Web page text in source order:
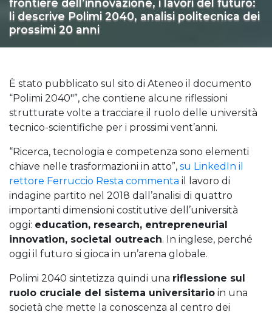
frontiere dell’innovazione, i lavori del futuro:
li descrive Polimi 2040, analisi politecnica dei
prossimi 20 anni
È stato pubblicato sul sito di Ateneo il documento
“Polimi 2040″”, che contiene alcune riflessioni
strutturate volte a tracciare il ruolo delle università
tecnico-scientifiche per i prossimi vent’anni.
“Ricerca, tecnologia e competenza sono elementi
chiave nelle trasformazioni in atto”, su LinkedIn il
rettore Ferruccio Resta commenta il lavoro di
indagine partito nel 2018 dall’analisi di quattro
importanti dimensioni costitutive dell’università
oggi: education, research, entrepreneurial
innovation, societal outreach. In inglese, perché
oggi il futuro si gioca in un’arena globale.
Polimi 2040 sintetizza quindi una riflessione sul
ruolo cruciale del sistema universitario in una
società che mette la conoscenza al centro dei